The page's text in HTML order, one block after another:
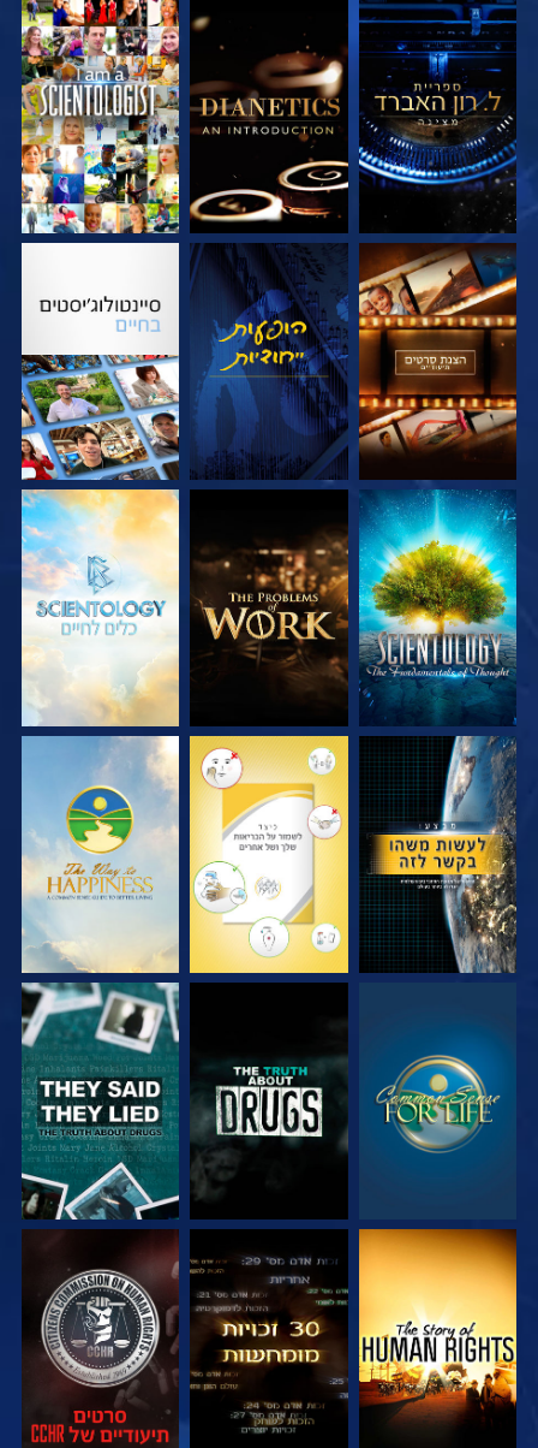
בדוק את הסדרה בדוק את הסדרה צפה
בדוק את הסדרה צפה בדוק את הסדרה
בדוק את הסדרה בדוק את הסדרה בדוק את הסדרה
צפה צפה
צפה צפה צפה
צפה צפה צפה